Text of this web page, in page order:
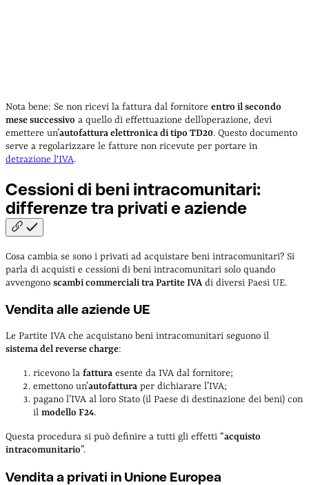
Nota bene: Se non ricevi la fattura dal fornitore entro il secondo
mese successivo a quello di effettuazione dell’operazione, devi
emettere un’autofattura elettronica di tipo TD20. Questo documento
serve a regolarizzare le fatture non ricevute per portare in
detrazione l'IVA.
Cessioni di beni intracomunitari:
differenze tra privati eaziende
Cosa cambia se sono i privati ad acquistare beni intracomunitari? Si
parla di acquisti e cessioni di beni intracomunitari solo quando
avvengono scambi commerciali tra Partite IVAdi diversi Paesi UE.
Vendita alle aziende UE
Le Partite IVA che acquistano beni intracomunitari seguono il
sistema del reverse charge:
ricevono la fattura esente da IVA dal fornitore;
emettono un’autofattura per dichiarare l’IVA;
pagano l’IVA al loro Stato (il Paese di destinazione dei beni) con
il modello F24.
Questa procedura si può definire a tutti gli effetti “acquisto
intracomunitario”.
Vendita a privati in Unione Europea